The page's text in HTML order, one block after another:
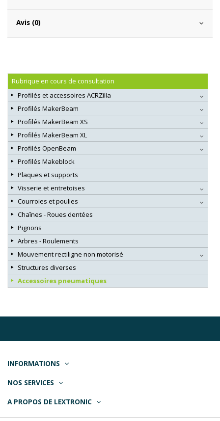
Avis (0)
Rubrique en cours de consultation
Profilés et accessoires ACRZilla
Profilés MakerBeam
Profilés MakerBeam XS
Profilés MakerBeam XL
Profilés OpenBeam
Profilés Makeblock
Plaques et supports
Visserie et entretoises
Courroies et poulies
Chaînes - Roues dentées
Pignons
Arbres - Roulements
Mouvement rectiligne non motorisé
Structures diverses
Accessoires pneumatiques
INFORMATIONS
NOS SERVICES
A PROPOS DE LEXTRONIC